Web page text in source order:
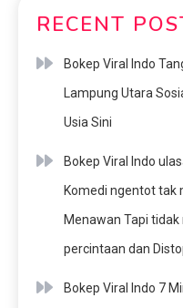
RECENT
Bokep Viral Indo
Lampung Utara
Usia Sini
Bokep Viral Indo
Komedi ngentot tak
Menawan Tapi
percintaan dan
Bokep Viral Indo 7